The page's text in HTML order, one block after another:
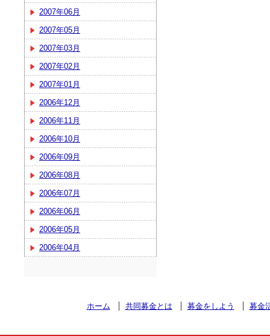
2007年06月
2007年05月
2007年03月
2007年02月
2007年01月
2006年12月
2006年11月
2006年10月
2006年09月
2006年08月
2006年07月
2006年06月
2006年05月
2006年04月
ホーム 共同募金とは 募金をしよう 募金